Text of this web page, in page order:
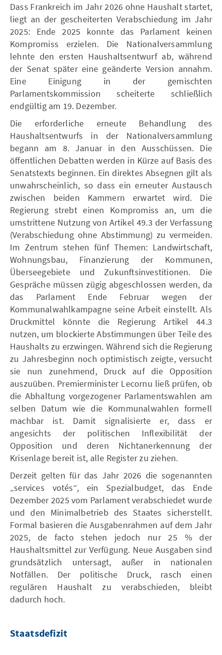
Dass Frankreich im Jahr 2026 ohne Haushalt startet,
liegt an der gescheiterten Verabschiedung im Jahr
2025: Ende 2025 konnte das Parlament keinen
Kompromiss erzielen. Die Nationalversammlung
lehnte den ersten Haushaltsentwurf ab, während
der Senat später eine geänderte Version annahm.
Eine Einigung in der gemischten
Parlamentskommission scheiterte schließlich
endgültig am 19. Dezember.
Die erforderliche erneute Behandlung des
Haushaltsentwurfs in der Nationalversammlung
begann am 8. Januar in den Ausschüssen. Die
öffentlichen Debatten werden in Kürze auf Basis des
Senatstexts beginnen. Ein direktes Absegnen gilt als
unwahrscheinlich, so dass ein erneuter Austausch
zwischen beiden Kammern erwartet wird. Die
Regierung strebt einen Kompromiss an, um die
umstrittene Nutzung von Artikel 49.3 der Verfassung
(Verabschiedung ohne Abstimmung) zu vermeiden.
Im Zentrum stehen fünf Themen: Landwirtschaft,
Wohnungsbau, Finanzierung der Kommunen,
Überseegebiete und Zukunftsinvestitionen. Die
Gespräche müssen zügig abgeschlossen werden, da
das Parlament Ende Februar wegen der
Kommunalwahlkampagne seine Arbeit einstellt. Als
Druckmittel könnte die Regierung Artikel 44.3
nutzen, um blockierte Abstimmungen über Teile des
Haushalts zu erzwingen. Während sich die Regierung
zu Jahresbeginn noch optimistisch zeigte, versucht
sie nun zunehmend, Druck auf die Opposition
auszuüben. Premierminister Lecornu ließ prüfen, ob
die Abhaltung vorgezogener Parlamentswahlen am
selben Datum wie die Kommunalwahlen formell
machbar ist. Damit signalisierte er, dass er
angesichts der politischen Inflexibilität der
Opposition und deren Nichtanerkennung der
Krisenlage bereit ist, alle Register zu ziehen.
Derzeit gelten für das Jahr 2026 die sogenannten
„services votés“, ein Spezialbudget, das Ende
Dezember 2025 vom Parlament verabschiedet wurde
und den Minimalbetrieb des Staates sicherstellt.
Formal basieren die Ausgabenrahmen auf dem Jahr
2025, de facto stehen jedoch nur 25 % der
Haushaltsmittel zur Verfügung. Neue Ausgaben sind
grundsätzlich untersagt, außer in nationalen
Notfällen. Der politische Druck, rasch einen
regulären Haushalt zu verabschieden, bleibt
dadurch hoch.
Staatsdefizit